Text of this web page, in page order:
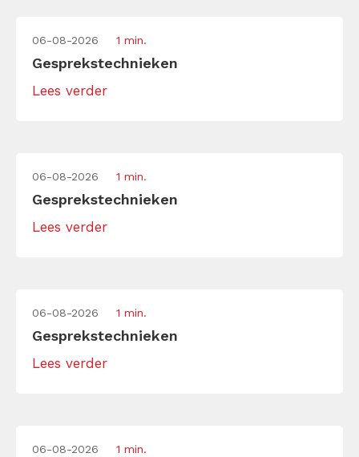
06-08-2026 1 min.
Gesprekstechnieken
Lees verder
06-08-2026 1 min.
Gesprekstechnieken
Lees verder
06-08-2026 1 min.
Gesprekstechnieken
Lees verder
06-08-2026 1 min.